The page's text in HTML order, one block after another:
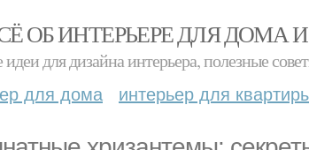
ОБ ИНТЕРЬЕРЕ ДЛЯ ДОМА
для дизайна интерьера, полезные
для дома интерьер для